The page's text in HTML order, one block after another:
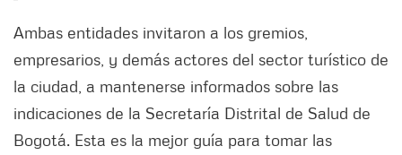
Ambas entidades invitaron a los gremios,
empresarios, y demás actores del sector turístico de
la ciudad, a mantenerse informados sobre las
indicaciones de la Secretaría Distrital de Salud de
Bogotá. Esta es la mejor guía para tomar las